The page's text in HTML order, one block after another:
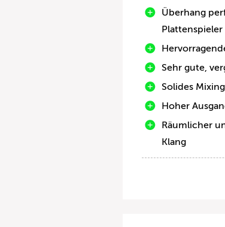
Überhang
Sehr gute,
Solides
Hoher
Räumlicher
Klang